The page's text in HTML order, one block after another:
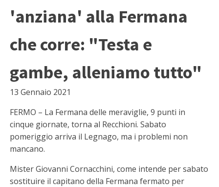
'anziana' alla Fermana
che corre: "Testa e
gambe, alleniamo tutto"
13 Gennaio 2021
FERMO – La Fermana delle meraviglie, 9 punti in
cinque giornate, torna al Recchioni. Sabato
pomeriggio arriva il Legnago, ma i problemi non
mancano.
Mister Giovanni Cornacchini, come intende per sabato
sostituire il capitano della Fermana fermato per